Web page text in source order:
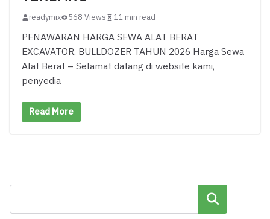
readymix 568 Views 11 min read
PENAWARAN HARGA SEWA ALAT BERAT
EXCAVATOR, BULLDOZER TAHUN 2026 Harga Sewa
Alat Berat – Selamat datang di website kami,
penyedia
Read More
Cari